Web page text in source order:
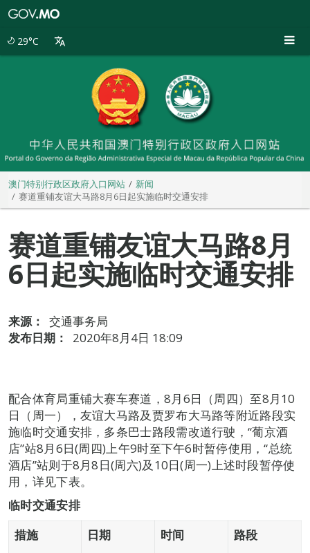
29°C
澳门特别行政区政府入口网站
新闻
赛道重铺友谊大马路8月6日起实施临时交通安排
赛道重铺友谊大马路8月
6日起实施临时交通安排
来源：
交通事务局
发布日期：
2020年8月4日 18:09
配合体育局重铺大赛车赛道，8月6日（周四）至8月10
日（周一），友谊大马路及贾罗布大马路等附近路段实
施临时交通安排，多条巴士路段需改道行驶，“葡京酒
店”站8月6日(周四)上午9时至下午6时暂停使用，“总统
酒店”站则于8月8日(周六)及10日(周一)上述时段暂停使
用，详见下表。
临时交通安排
措施
日期 时间 路段